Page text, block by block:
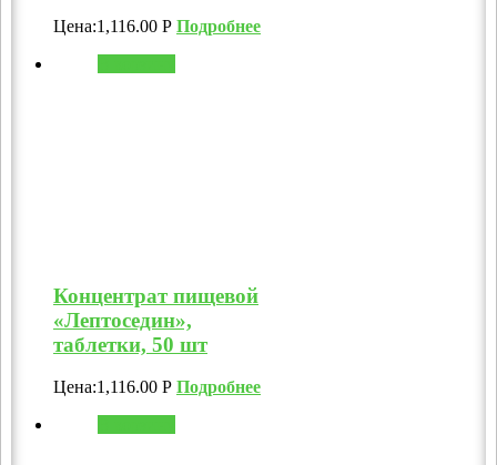
Цена:1,116.00 Р Подробнее
Концентрат пищевой
«Лептоседин»,
таблетки, 50 шт
Цена:1,116.00 Р Подробнее